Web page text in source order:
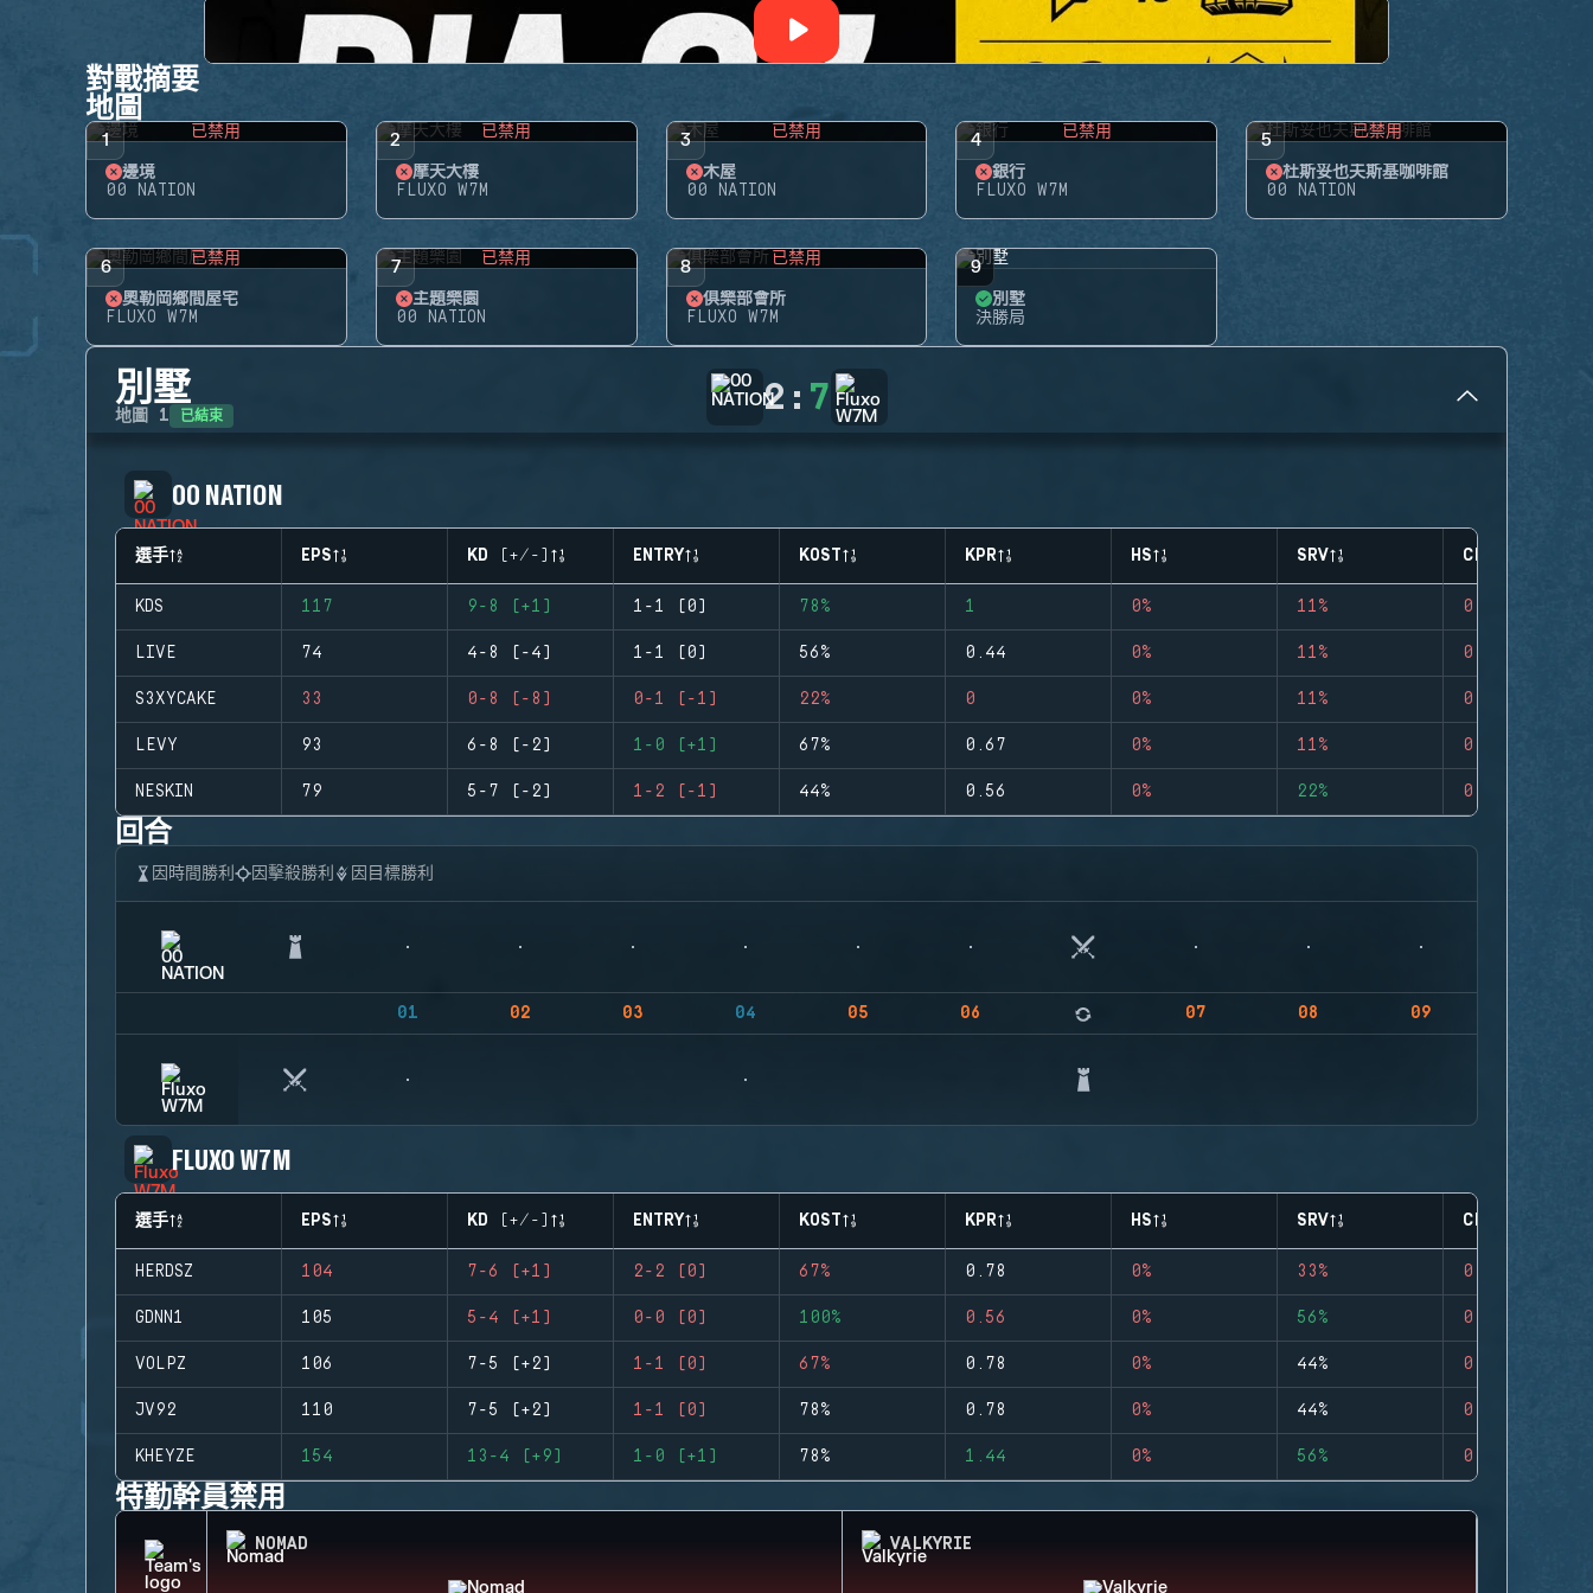
對戰摘要
地圖
1 已禁用
邊境
00 NATION
2 已禁用
摩天大樓
FLUXO W7M
3 已禁用
木屋
00 NATION
4 已禁用
銀行
FLUXO W7M
5 已禁用
杜斯妥也夫斯基咖啡館
00 NATION
6 已禁用
奧勒岡鄉間屋宅
FLUXO W7M
7 已禁用
主題樂園
00 NATION
8 已禁用
俱樂部會所
FLUXO W7M
9
別墅
決勝局
別墅
地圖 1 已結束 2 : 7
00 NATION
選手 EPS KD (+/-) ENTRY KOST KPR HS SRV CLUTCHES
KDS 117 9-8 (+1) 1-1 (0) 78% 1 0% 11% 0
LIVE 74 4-8 (-4) 1-1 (0) 56% 0.44 0% 11% 0
S3XYCAKE 33 0-8 (-8) 0-1 (-1) 22% 0 0% 11% 0
LEVY 93 6-8 (-2) 1-0 (+1) 67% 0.67 0% 11% 0
NESKIN 79 5-7 (-2) 1-2 (-1) 44% 0.56 0% 22% 0
回合
因時間勝利 因擊殺勝利 因目標勝利
01 02 03 04 05 06 07 08 09
FLUXO W7M
選手 EPS KD (+/-) ENTRY KOST KPR HS SRV CLUTCHES
HERDSZ 104 7-6 (+1) 2-2 (0) 67% 0.78 0% 33% 0
GDNN1 105 5-4 (+1) 0-0 (0) 100% 0.56 0% 56% 0
VOLPZ 106 7-5 (+2) 1-1 (0) 67% 0.78 0% 44% 0
JV92 110 7-5 (+2) 1-1 (0) 78% 0.78 0% 44% 0
KHEYZE 154 13-4 (+9) 1-0 (+1) 78% 1.44 0% 56% 0
特勤幹員禁用
NOMAD VALKYRIE